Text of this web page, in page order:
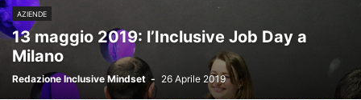
AZIENDE
13 maggio 2019: l’Inclusive Job Day a
Milano
Redazione Inclusive Mindset - 26 Aprile 2019